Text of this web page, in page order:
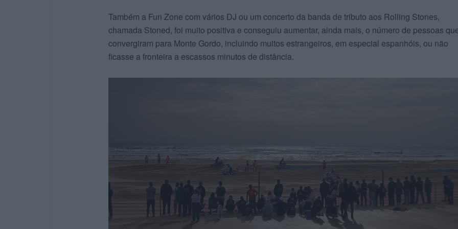
Também a Fun Zone com vários DJ ou um concerto da banda de tributo aos Rolling Stones,
chamada Stoned, foi muito positiva e conseguiu aumentar, ainda mais, o número de pessoas
convergiram para Monte Gordo, incluindo muitos estrangeiros, em especial espanhóis, ou não
ficasse a fronteira a escassos minutos de distância.